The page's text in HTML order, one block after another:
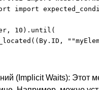
import
10).until(
(Implicit Waits): Этот